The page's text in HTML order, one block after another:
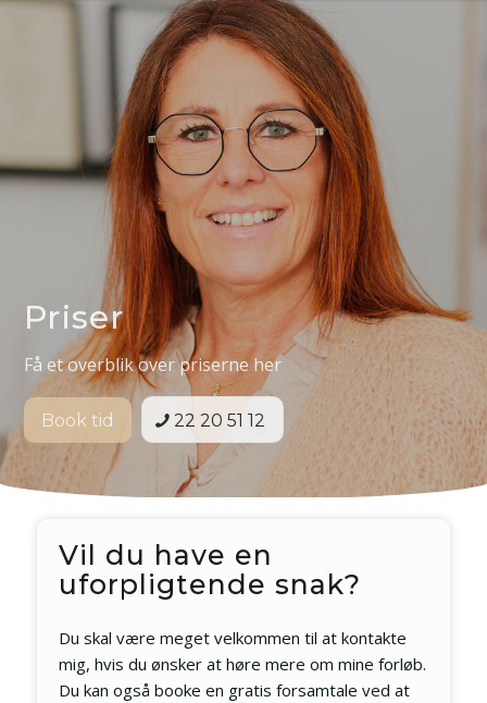
Priser
Få et overblik over priserne her
Book tid 22 20 51 12
Vil du have en
uforpligtende snak?
Du skal være meget velkommen til at kontakte
mig, hvis du ønsker at høre mere om mine forløb.
Du kan også booke en gratis forsamtale ved at